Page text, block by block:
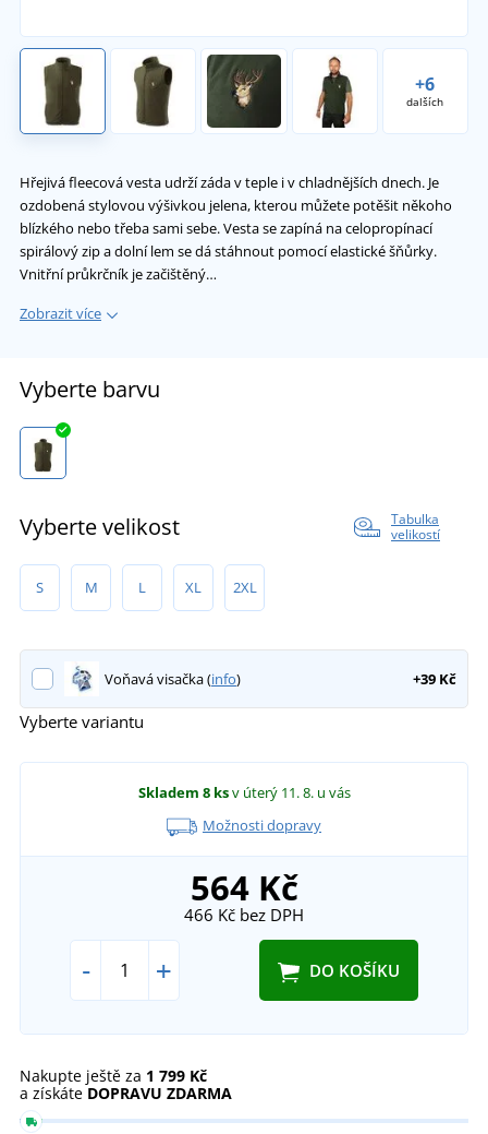
+6
dalších
Hřejivá fleecová vesta udrží záda v teple i v chladnějších dnech. Je
ozdobená stylovou výšivkou jelena, kterou můžete potěšit někoho
blízkého nebo třeba sami sebe. Vesta se zapíná na celopropínací
spirálový zip a dolní lem se dá stáhnout pomocí elastické šňůrky.
Vnitřní průkrčník je začištěný…
Zobrazit více
Vyberte barvu
Vyberte velikost
Tabulka
velikostí
S M L XL 2XL
Voňavá visačka (info) +39 Kč
Vyberte variantu
Skladem 8 ksv úterý 11. 8. u vás
Možnosti dopravy
564 Kč
466 Kč bez DPH
- + DO KOŠÍKU
Nakupte ještě za 1 799 Kč
a získáte DOPRAVU ZDARMA